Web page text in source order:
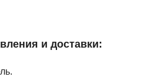
и доставки: